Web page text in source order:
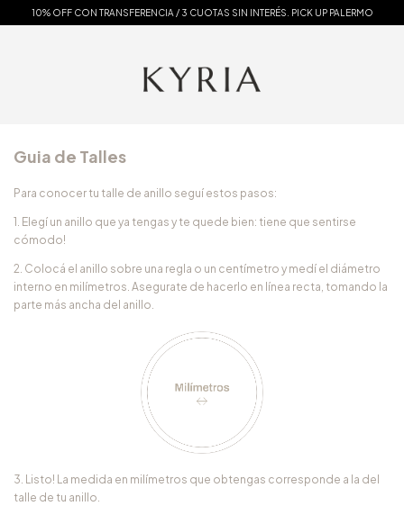
10% OFF CON TRANSFERENCIA / 3 CUOTAS SIN INTERÉS. PICK UP PALERMO
Guia de Talles
Para conocer tu talle de anillo seguí estos pasos:
1. Elegí un anillo que ya tengas y te quede bien: tiene que sentirse
cómodo!
2. Colocá el anillo sobre una regla o un centímetro y medí el diámetro
interno en milímetros. Asegurate de hacerlo en línea recta, tomando la
parte más ancha del anillo.
3. Listo! La medida en milímetros que obtengas corresponde a la del
talle de tu anillo.